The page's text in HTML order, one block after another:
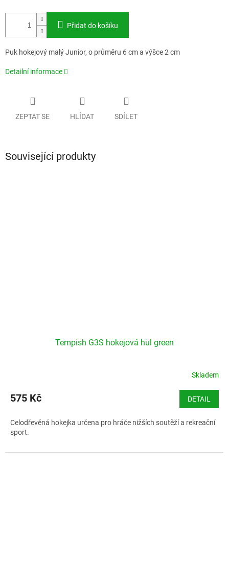
Přidat do košíku
Puk hokejový malý Junior, o průměru 6 cm a výšce 2 cm
Detailní informace
ZEPTAT SE HLÍDAT SDÍLET
Související produkty
Tempish G3S hokejová hůl green
Skladem
575 Kč DETAIL
Celodřevěná hokejka určena pro hráče nižších soutěží a rekreační
sport.